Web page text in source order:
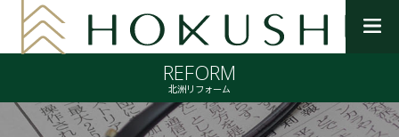
を
開
く
REFORM
北洲リフォーム